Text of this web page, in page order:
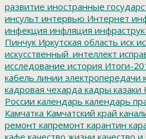
развитие иностранные
инсульт интервью Интернет
инфекция инфляция
Пинчук Иркутская область иск
искусственный_интеллект
исследование история Итоги-
кабель линии электропередачи
кадровая чехарда кадры казаки
России календарь календарь
Камчатка Камчатский край
ремонт капремонт карантин
кафе качество жизни качество